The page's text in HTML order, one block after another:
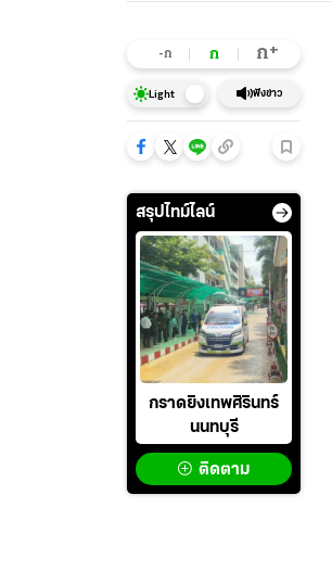
-ก ก ก+
Light ฟังข่าว
สรุปไทม์ไลน์
กราดยิงเทพศิรินทร์
นนทบุรี
ติดตาม